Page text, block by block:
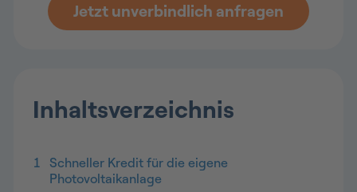
Jetzt unverbindlich anfragen
Inhaltsverzeichnis
1
Schneller Kredit für die eigene
Photovoltaikanlage